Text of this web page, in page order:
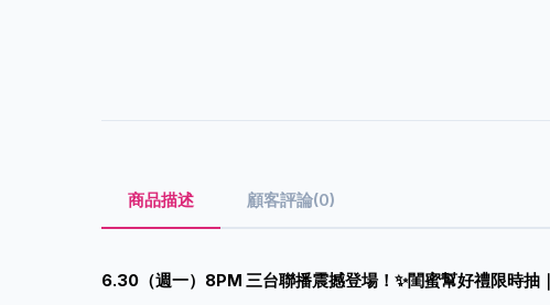
商品描述 顧客評論(0)
6.30（週一）8PM 三台聯播震撼登場！✨閨蜜幫好禮限時抽｜